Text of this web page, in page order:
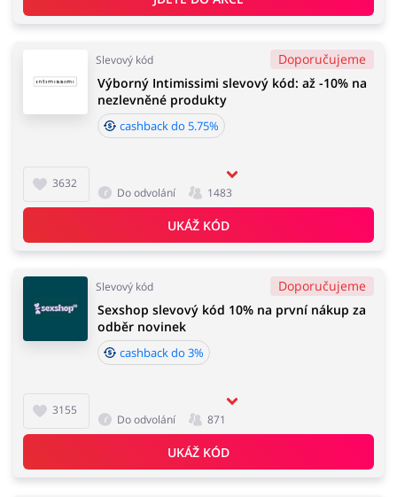
Slevový kód Doporučujeme
3632
Výborný Intimissimi slevový kód: až -10% na
nezlevněné produkty
cashback do 5.75%
Do odvolání 1483
UKÁŽ KÓD
Slevový kód Doporučujeme
3155
Sexshop slevový kód 10% na první nákup za
odběr novinek
cashback do 3%
Do odvolání 871
UKÁŽ KÓD